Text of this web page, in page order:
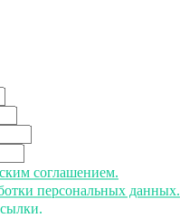
соглашением.
персональных данных.